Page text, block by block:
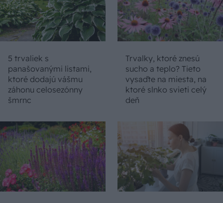
5 trvaliek s
panašovanými listami,
ktoré dodajú vášmu
záhonu celosezónny
šmrnc
Trvalky, ktoré znesú
sucho a teplo? Tieto
vysaďte na miesta, na
ktoré slnko svieti celý
deň